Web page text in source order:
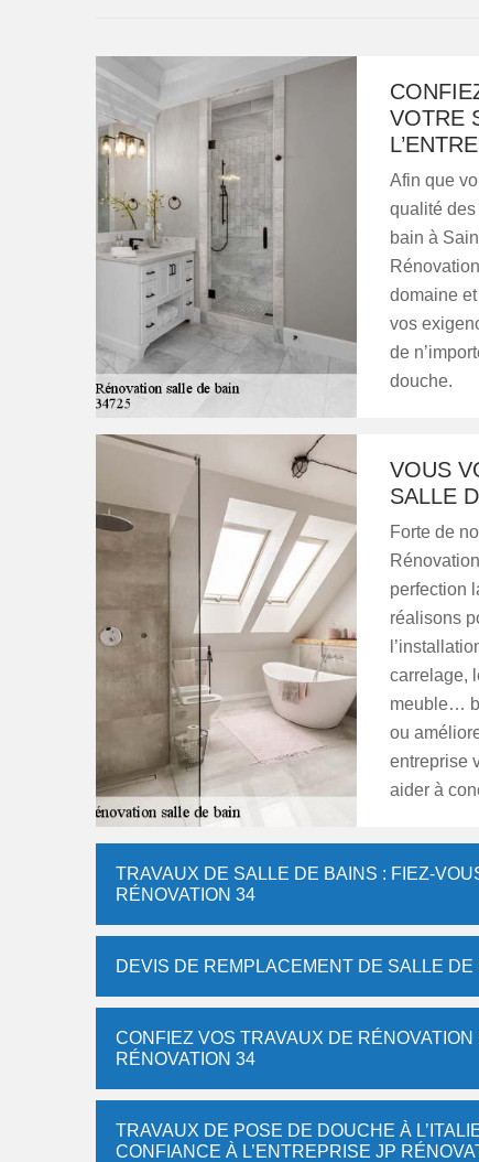
VOTRE
Afin que
qualité
bain à
domaine
vos
de
douche.
VOUS
SALLE
Forte de
perfection
réalisons
carrelage,
meuble…
ou
entreprise
aider à
TRAVAUX DE SALLE DE BAINS : FIEZ-
RÉNOVATION 34
DEVIS DE REMPLACEMENT DE SALLE
CONFIEZ VOS TRAVAUX DE
RÉNOVATION 34
TRAVAUX DE POSE DE DOUCHE À
CONFIANCE À L’ENTREPRISE JP